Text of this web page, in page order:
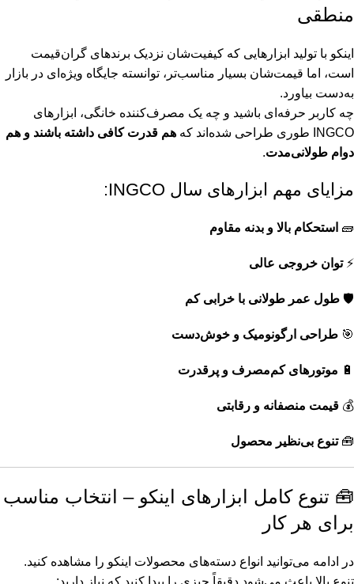
تیغ اره عمود بر اینکو (4)
ژنراتور بنزینی اینکو (4)
کاردک اینکو (4)
کمان اره اینکو (4)
کمپرسور هوا خودرویی اینکو (4)
چاقو کابل بر اینکو (3)
دریل ساده اینکو (3)
صفحه استیل بر اینکو (3)
منطقی
اینکو با تولید ابزارهایی که کیفیت‌شان نزدیک برندهای گران‌قیمت
است، اما قیمت‌شان بسیار مناسب‌تر، توانسته جایگاه ویژه‌ای در بازار
به‌دست بیاورد.
چه کاربر حرفه‌ای باشید و چه یک مصرف‌کننده خانگی، ابزارهای
INGCO طوری طراحی شده‌اند که
هم قدرت کافی داشته باشند و هم
دوام طولانی‌مدت.
مزایای مهم ابزارهای سال INGCO:
🧱 استحکام بالا و بدنه مقاوم
⚡توان خروجی عالی
🛡️ طول عمر طولانی با خرابی کم
🎯 طراحی ارگونومیک و خوش‌دست
🔋 موتورهای کم‌مصرف و پرقدرت
💰 قیمت منصفانه و رقابتی
🧰تنوع بی‌نظیر محصول
🧰 تنوع کامل ابزارهای اینکو – انتخاب مناسب
برای هر کار
در ادامه می‌توانید انواع دسته‌های محصولات اینکو را مشاهده کنید.
تنوع بالا باعث می‌شود دقیقاً چیزی را پیدا کنید که نیاز دارید: